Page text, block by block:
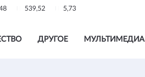
539,52 5,73
ДРУГОЕ МУЛЬТИМЕДИА